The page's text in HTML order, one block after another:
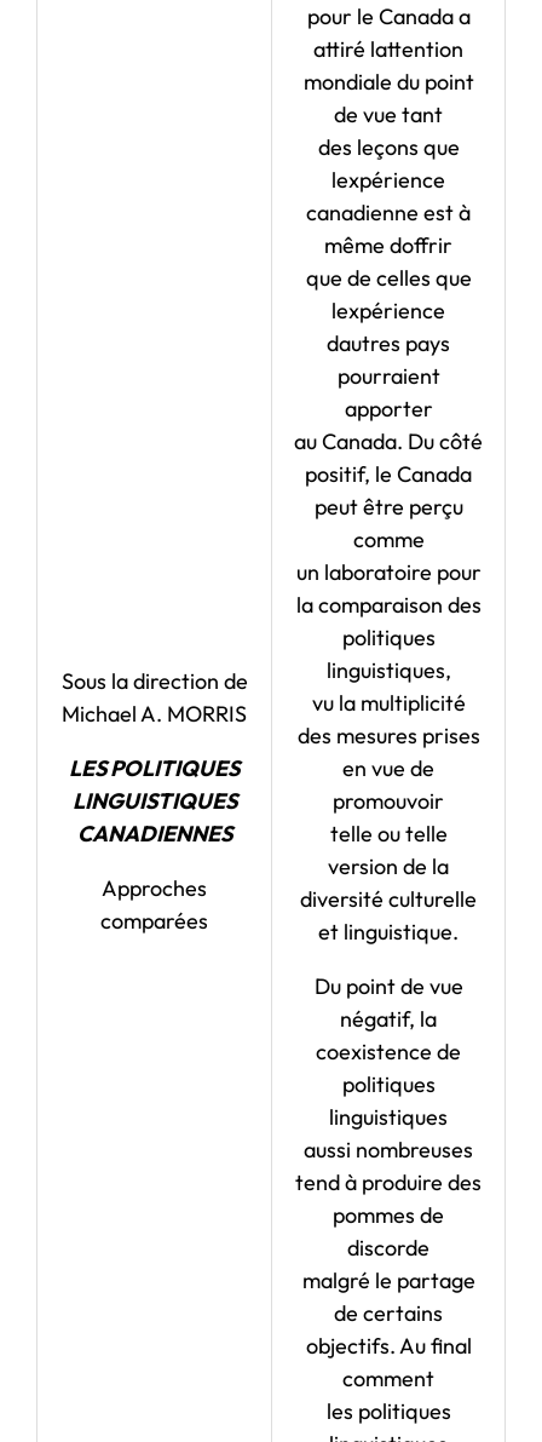
Sous la direction de
Michael A. MORRIS
LES POLITIQUES
LINGUISTIQUES
CANADIENNES
Approches
comparées
pour le Canada a
attiré lattention
mondiale du point
de vue tant
des leçons que
lexpérience
canadienne est à
même doffrir
que de celles que
lexpérience
dautres pays
pourraient
apporter
au Canada. Du côté
positif, le Canada
peut être perçu
comme
un laboratoire pour
la comparaison des
politiques
linguistiques,
vu la multiplicité
des mesures prises
en vue de
promouvoir
telle ou telle
version de la
diversité culturelle
et linguistique.
Du point de vue
négatif, la
coexistence de
politiques
linguistiques
aussi nombreuses
tend à produire des
pommes de
discorde
malgré le partage
de certains
objectifs. Au final
comment
les politiques